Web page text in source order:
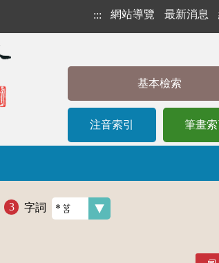
::: 網站導覽 最新消息
基本檢索
注音索引 筆畫索
字詞